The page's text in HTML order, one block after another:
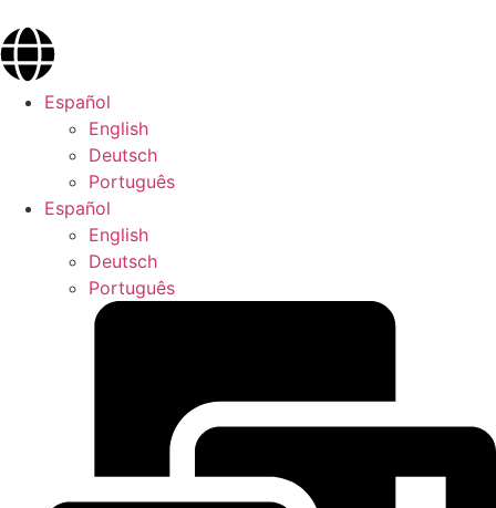
Español
English
Deutsch
Português
Español
English
Deutsch
Português